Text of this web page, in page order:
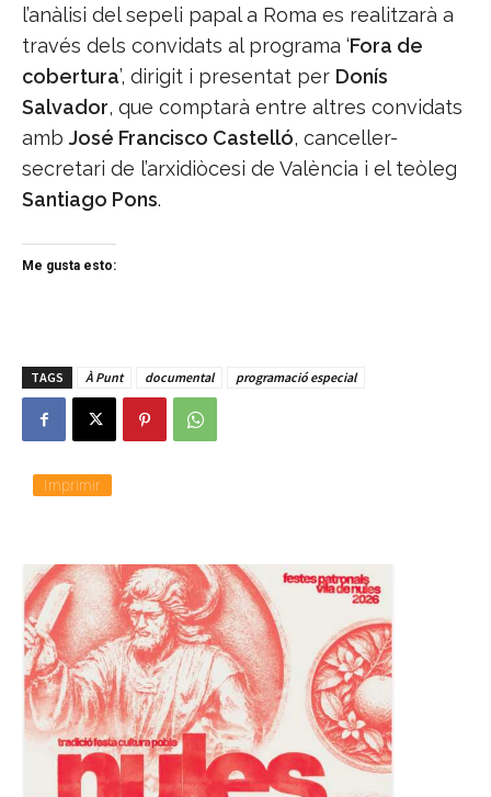
l’anàlisi del sepeli papal a Roma es realitzarà a
través dels convidats al programa ‘Fora de
cobertura’, dirigit i presentat per Donís
Salvador, que comptarà entre altres convidats
amb José Francisco Castelló, canceller-
secretari de l’arxidiòcesi de València i el teòleg
Santiago Pons.
Me gusta esto:
TAGS À Punt documental programació especial
Imprimir